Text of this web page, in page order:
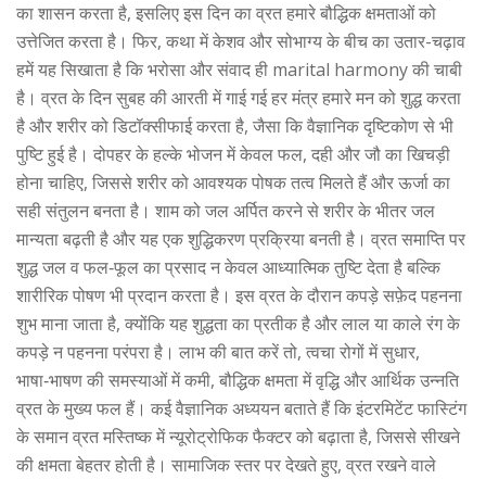
का शासन करता है, इसलिए इस दिन का व्रत हमारे बौद्धिक क्षमताओं को
उत्तेजित करता है। फिर, कथा में केशव और सोभाग्य के बीच का उतार-चढ़ाव
हमें यह सिखाता है कि भरोसा और संवाद ही marital harmony की चाबी
है। व्रत के दिन सुबह की आरती में गाई गई हर मंत्र हमारे मन को शुद्ध करता
है और शरीर को डिटॉक्सीफाई करता है, जैसा कि वैज्ञानिक दृष्टिकोण से भी
पुष्टि हुई है। दोपहर के हल्के भोजन में केवल फल, दही और जौ का खिचड़ी
होना चाहिए, जिससे शरीर को आवश्यक पोषक तत्‍व मिलते हैं और ऊर्जा का
सही संतुलन बनता है। शाम को जल अर्पित करने से शरीर के भीतर जल
मान्यता बढ़ती है और यह एक शुद्धिकरण प्रक्रिया बनती है। व्रत समाप्ति पर
शुद्ध जल व फल‑फूल का प्रसाद न केवल आध्यात्मिक तुष्टि देता है बल्कि
शारीरिक पोषण भी प्रदान करता है। इस व्रत के दौरान कपड़े सफ़ेद पहनना
शुभ माना जाता है, क्योंकि यह शुद्धता का प्रतीक है और लाल या काले रंग के
कपड़े न पहनना परंपरा है। लाभ की बात करें तो, त्वचा रोगों में सुधार,
भाषा‑भाषण की समस्याओं में कमी, बौद्धिक क्षमता में वृद्धि और आर्थिक उन्नति
व्रत के मुख्य फल हैं। कई वैज्ञानिक अध्ययन बताते हैं कि इंटरमिटेंट फास्टिंग
के समान व्रत मस्तिष्क में न्यूरोट्रोफिक फैक्टर को बढ़ाता है, जिससे सीखने
की क्षमता बेहतर होती है। सामाजिक स्तर पर देखते हुए, व्रत रखने वाले